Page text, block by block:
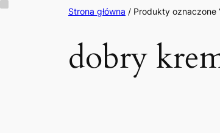
Przejdź
Strona główna / Produkty oznaczone
dobry